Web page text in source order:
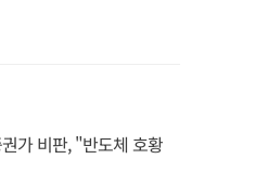
가 비판, "반도체 호황